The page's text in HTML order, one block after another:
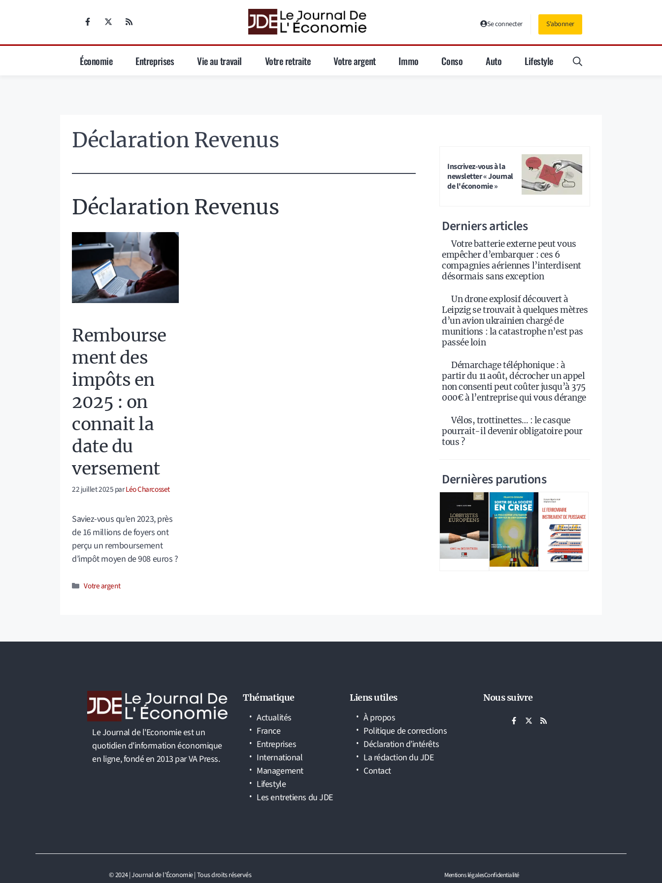
Se connecter S'abonner
Économie Entreprises Vie au travail Votre retraite Votre argent Immo Conso Auto Lifestyle
Déclaration Revenus
Déclaration Revenus
Rembourse
ment des
impôts en
2025 : on
connait la
date du
versement
22 juillet 2025parLéo Charcosset
Saviez-vous qu’en 2023, près
de 16 millions de foyers ont
perçu un remboursement
d’impôt moyen de 908 euros ?
Catégories
Votre argent
Inscrivez-vous à la
newsletter « Journal
de l'économie »
Derniers articles
Votre batterie externe peut vous
empêcher d’embarquer : ces 6
compagnies aériennes l’interdisent
désormais sans exception
Un drone explosif découvert à
Leipzig se trouvait à quelques mètres
d’un avion ukrainien chargé de
munitions : la catastrophe n’est pas
passée loin
Démarchage téléphonique : à
partir du 11 août, décrocher un appel
non consenti peut coûter jusqu’à 375
000€ à l’entreprise qui vous dérange
Vélos, trottinettes… : le casque
pourrait-il devenir obligatoire pour
tous ?
Dernières parutions
Le Journal de l'Economie est un
quotidien d'information économique
en ligne, fondé en 2013 par VA Press.
Thématique
Actualités
France
Entreprises
International
Management
Lifestyle
Les entretiens du JDE
Liens utiles
À propos
Politique de corrections
Déclaration d’intérêts
La rédaction du JDE
Contact
Nous suivre
© 2024 | Journal de l'Économie | Tous droits réservés Mentions légalesConfidentialité